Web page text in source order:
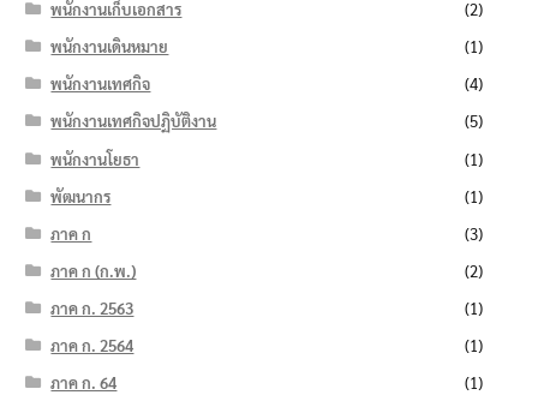
พนักงานเก็บเอกสาร
(2)
พนักงานเดินหมาย
(1)
พนักงานเทศกิจ
(4)
พนักงานเทศกิจปฏิบัติงาน
(5)
พนักงานโยธา
(1)
พัฒนากร
(1)
ภาค ก
(3)
ภาค ก (ก.พ.)
(2)
ภาค ก. 2563
(1)
ภาค ก. 2564
(1)
ภาค ก. 64
(1)